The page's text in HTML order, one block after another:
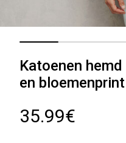
Katoenen
en
35.99€